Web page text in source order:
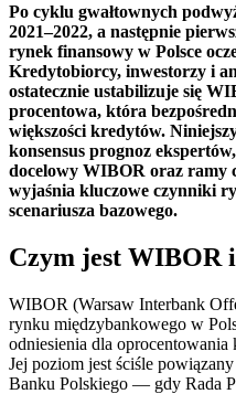
Po cyklu gwałtownych
2021–2022, a następnie
rynek finansowy w Polsce
Kredytobiorcy, inwestorzy i
ostatecznie ustabilizuje się
procentowa, która
większości kredytów.
konsensus prognoz
docelowy WIBOR oraz ramy
wyjaśnia kluczowe czynniki
scenariusza bazowego.
Czym jest WIBOR
WIBOR (Warsaw Interbank
rynku międzybankowego w
odniesienia dla
Jej poziom jest ściśle
Banku Polskiego — gdy Rada